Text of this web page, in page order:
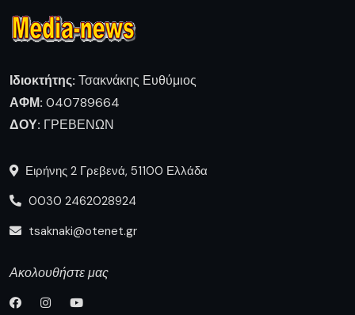
Ιδιοκτήτης: Τσακνάκης Ευθύμιος
ΑΦΜ: 040789664
ΔΟΥ: ΓΡΕΒΕΝΩΝ
Ειρήνης 2 Γρεβενά, 51100 Ελλάδα
0030 2462028924
tsaknaki@otenet.gr
Ακολουθήστε μας